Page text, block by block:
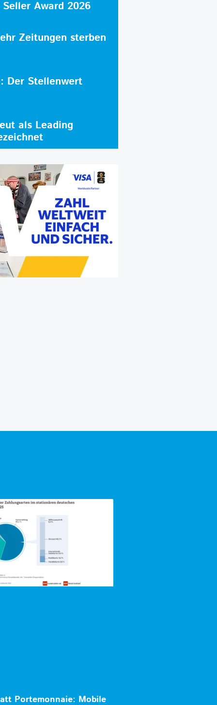
Award 2026
Zeitungen sterben
Der Stellenwert
als Leading
Portemonnaie: Mobile